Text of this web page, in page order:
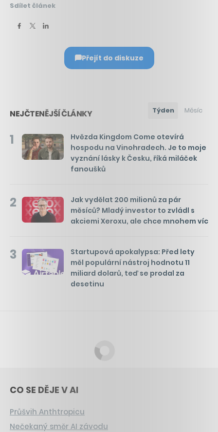
Sdílet článek
Přejít do diskuze
NEJČTENĚJŠÍ ČLÁNKY Týden Měsíc
1
Hvězda Kingdom Come otevírá
hospodu na Vinohradech. Je to moje
vyznání lásky k Česku, říká miláček
fanoušků
2
Jak vydělat 200 milionů za pár
měsíců? Mladý investor to zvládl s
akciemi Xeroxu, ale chce mnohem víc
3
Startupová apokalypsa: Před lety
měl populární nástroj hodnotu 11
miliard dolarů, teď se prodal za
desetinu
CO SE DĚJE V AI
Průšvih Anthtropicu
Nečekaný směr AI závodu